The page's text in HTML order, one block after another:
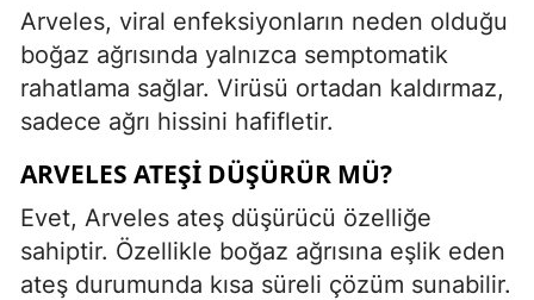
Arveles, viral enfeksiyonların neden olduğu
boğaz ağrısında yalnızca semptomatik
rahatlama sağlar. Virüsü ortadan kaldırmaz,
sadece ağrı hissini hafifletir.
ARVELES ATEŞI DÜŞÜRÜR MÜ?
Evet, Arveles ateş düşürücü özelliğe
sahiptir. Özellikle boğaz ağrısına eşlik eden
ateş durumunda kısa süreli çözüm sunabilir.